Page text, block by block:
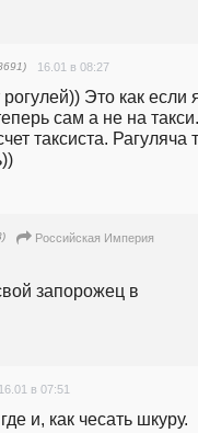
16.01 в 08:27
Это как если
сам а не на
таксиста. Рагуляча
Российская Империя
запорожец в
16.01 в 07:51
и, как чесать шкуру.